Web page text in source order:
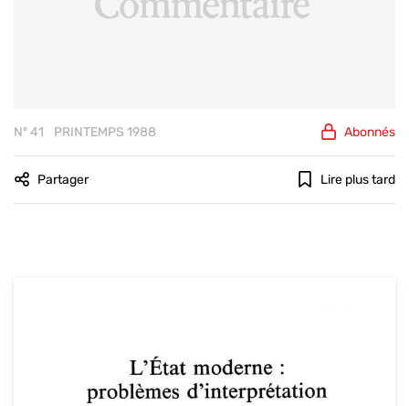
Nº 41 PRINTEMPS 1988 Abonnés
Partager Lire plus tard